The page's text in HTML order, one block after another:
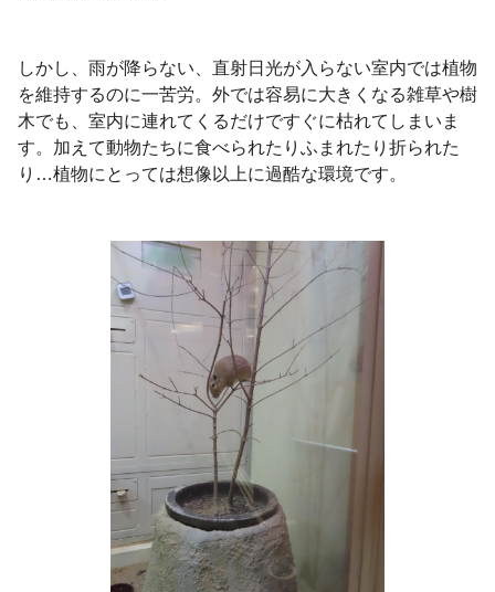
しかし、雨が降らない、直射日光が入らない室内では植物
を維持するのに一苦労。外では容易に大きくなる雑草や樹
木でも、室内に連れてくるだけですぐに枯れてしまいま
す。加えて動物たちに食べられたりふまれたり折られた
り…植物にとっては想像以上に過酷な環境です。